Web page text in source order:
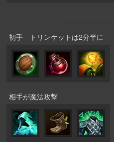
初手 トリンケットは2分半に
相手が魔法攻撃